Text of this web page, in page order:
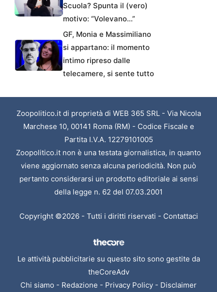
Scuola? Spunta il (vero)
motivo: “Volevano…”
GF, Monia e Massimiliano
si appartano: il momento
intimo ripreso dalle
telecamere, si sente tutto
Zoopolitico.it di proprietà di WEB 365 SRL - Via Nicola
Marchese 10, 00141 Roma (RM) - Codice Fiscale e
Partita I.V.A. 12279101005
Zoopolitico.it non è una testata giornalistica, in quanto
viene aggiornato senza alcuna periodicità. Non può
pertanto considerarsi un prodotto editoriale ai sensi
della legge n. 62 del 07.03.2001
Copyright ©2026 - Tutti i diritti riservati - Contattaci
Le attività pubblicitarie su questo sito sono gestite da
theCoreAdv
Chi siamo - Redazione - Privacy Policy - Disclaimer